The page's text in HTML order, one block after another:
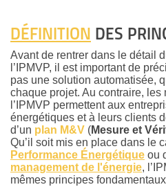
DÉFINITION DES
Avant de rentrer dans le détail
l’IPMVP, il est important de
pas une solution automatisée,
chaque projet. Au contraire,
l’IPMVP permettent aux
énergétiques et à leurs clients
d’un plan M&V (Mesure et
Qu’il soit mis en place dans le
Performance Énergétique ou
management de l'énergie,
mêmes principes